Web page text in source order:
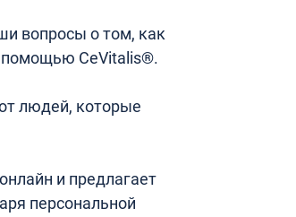
вопросы о том, как
помощью CeVitalis®.
людей, которые
и предлагает
персональной